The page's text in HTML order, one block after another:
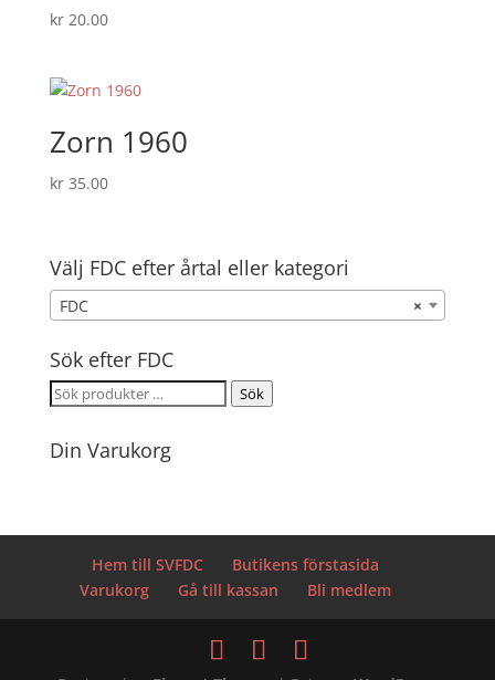
kr20.00
Zorn 1960
kr35.00
Välj FDC efter årtal eller kategori
×
FDC
Sök efter FDC
Sök
Sök
Din Varukorg
Hem till SVFDC
Butikens förstasida
Varukorg
Gå till kassan Bli medlem